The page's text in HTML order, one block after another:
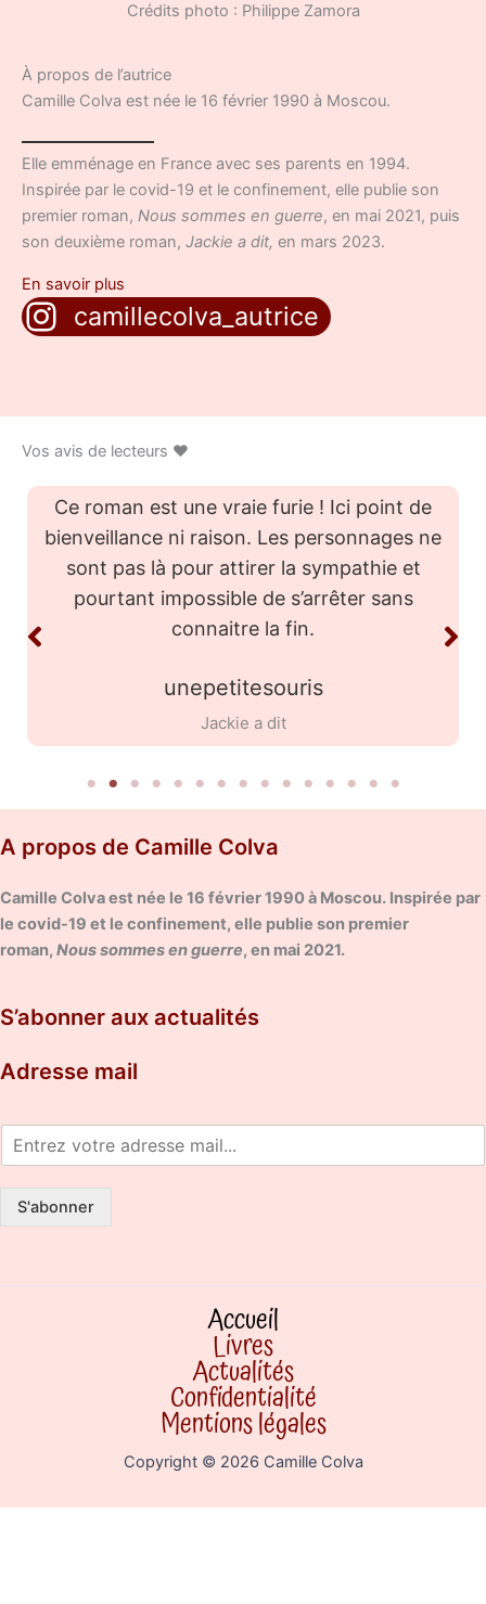
Crédits photo : Philippe Zamora
À propos de l’autrice
Camille Colva est née le 16 février 1990 à Moscou.
Elle emménage en France avec ses parents en 1994.
Inspirée par le covid-19 et le confinement, elle publie son
premier roman, Nous sommes en guerre, en mai 2021, puis
son deuxième roman, Jackie a dit, en mars 2023.
En savoir plus
camillecolva_autrice
Vos avis de lecteurs ❤️
Camille Colva m’a embarqué dans cette
histoire touchante où les protagonistes
partagent force et faiblesse lorsque le monde
entier est ébranlé.
Nous sommes en guerre
A propos de Camille Colva
Camille Colva est née le 16 février 1990 à Moscou. Inspirée par
le covid-19 et le confinement, elle publie son premier
roman, Nous sommes en guerre, en mai 2021.
S’abonner aux actualités
Adresse mail
S'abonner
Accueil
Livres
Actualités
Confidentialité
Mentions légales
Copyright © 2026 Camille Colva